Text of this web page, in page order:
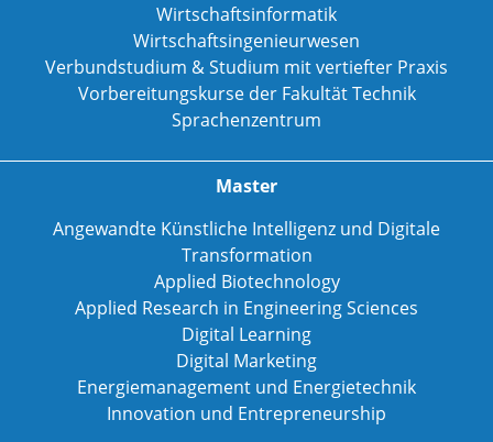
Wirtschaftsinformatik
Wirtschaftsingenieurwesen
Verbundstudium & Studium mit vertiefter Praxis
Vorbereitungskurse der Fakultät Technik
Sprachenzentrum
Master
Angewandte Künstliche Intelligenz und Digitale
Transformation
Applied Biotechnology
Applied Research in Engineering Sciences
Digital Learning
Digital Marketing
Energiemanagement und Energietechnik
Innovation und Entrepreneurship